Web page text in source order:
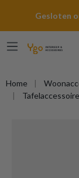
Gesloten
Home